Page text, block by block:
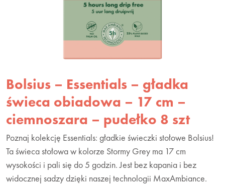
Bolsius – Essentials – gładka
świeca obiadowa – 17 cm –
ciemnoszara – pudełko 8 szt
Poznaj kolekcję Essentials: gładkie świeczki stołowe Bolsius!
Ta świeca stołowa w kolorze Stormy Grey ma 17 cm
wysokości i pali się do 5 godzin. Jest bez kapania i bez
widocznej sadzy dzięki naszej technologii MaxAmbiance.